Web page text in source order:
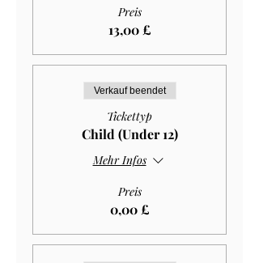
Preis
13,00 £
Verkauf beendet
Tickettyp
Child (Under 12)
Mehr Infos
Preis
0,00 £